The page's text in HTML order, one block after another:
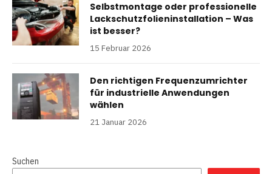
Selbstmontage oder professionelle
Lackschutzfolieninstallation – Was
ist besser?
15 Februar 2026
Den richtigen Frequenzumrichter
für industrielle Anwendungen
wählen
21 Januar 2026
Suchen